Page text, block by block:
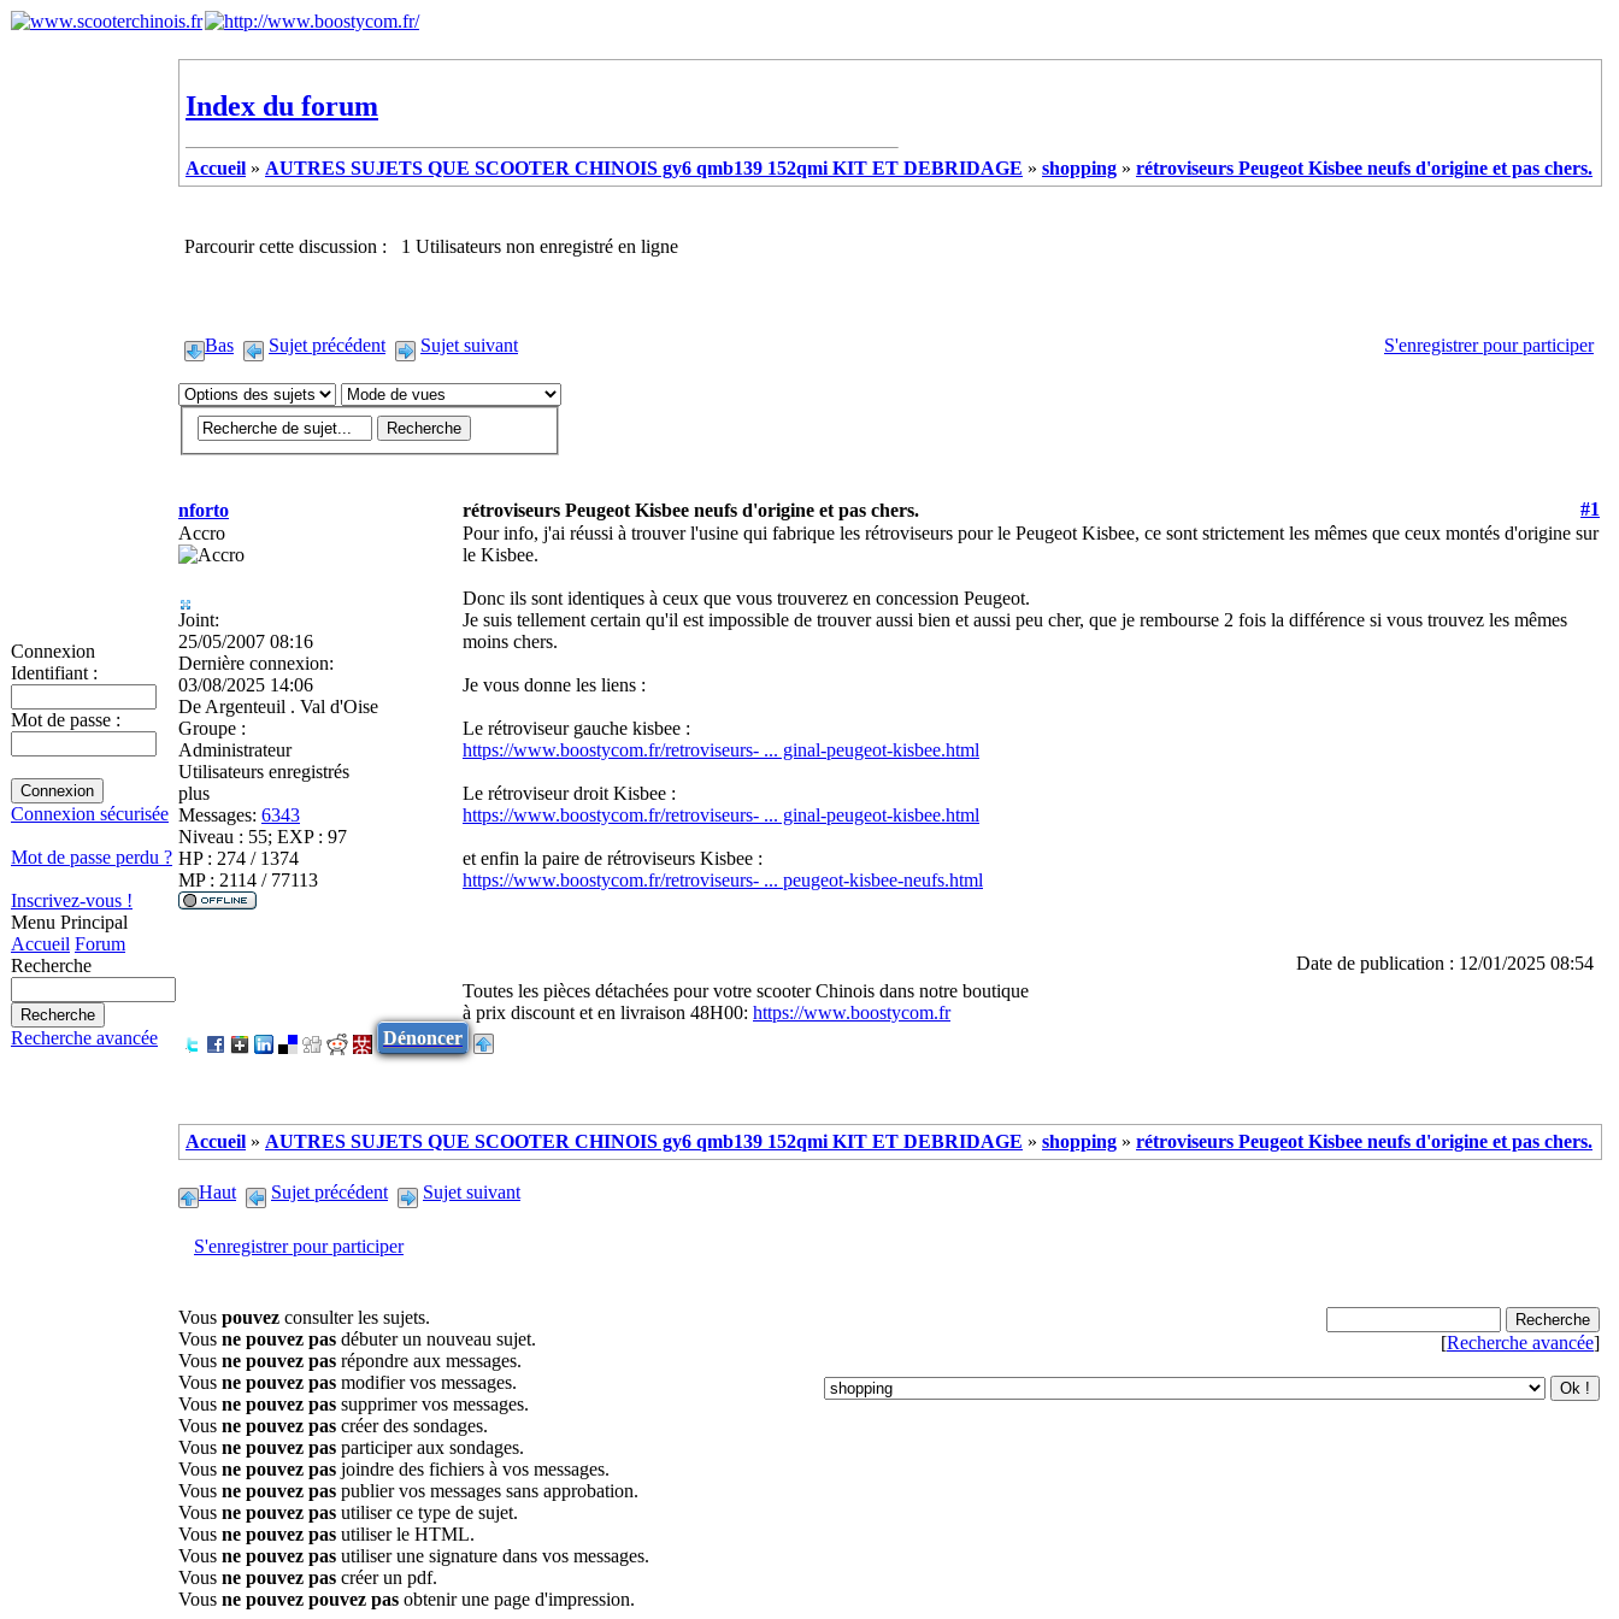
Connexion
Identifiant :
Mot de passe :
Connexion sécurisée
Mot de passe perdu ?
Inscrivez-vous !
Menu Principal
Accueil Forum
Recherche
Recherche avancée
Index du forum
Accueil » AUTRES SUJETS QUE SCOOTER CHINOIS gy6 qmb139 152qmi KIT ET DEBRIDAGE » shopping » rétroviseurs Peugeot Kisbee neufs d'origine et pas chers.
Parcourir cette discussion : 1 Utilisateurs non enregistré en ligne
Bas Sujet précédent Sujet suivant S'enregistrer pour participer
nforto rétroviseurs Peugeot Kisbee neufs d'origine et pas chers.
#1
Accro
Joint:
25/05/2007 08:16
Dernière connexion:
03/08/2025 14:06
De Argenteuil . Val d'Oise
Groupe :
Administrateur
Utilisateurs enregistrés
plus
Messages: 6343
Niveau : 55; EXP : 97
HP : 274 / 1374
MP : 2114 / 77113
Pour info, j'ai réussi à trouver l'usine qui fabrique les rétroviseurs pour le Peugeot Kisbee, ce sont strictement les mêmes que ceux montés d'origine sur
le Kisbee.
Donc ils sont identiques à ceux que vous trouverez en concession Peugeot.
Je suis tellement certain qu'il est impossible de trouver aussi bien et aussi peu cher, que je rembourse 2 fois la différence si vous trouvez les mêmes
moins chers.
Je vous donne les liens :
Le rétroviseur gauche kisbee :
https://www.boostycom.fr/retroviseurs- ... ginal-peugeot-kisbee.html
Le rétroviseur droit Kisbee :
https://www.boostycom.fr/retroviseurs- ... ginal-peugeot-kisbee.html
et enfin la paire de rétroviseurs Kisbee :
https://www.boostycom.fr/retroviseurs- ... peugeot-kisbee-neufs.html
Date de publication : 12/01/2025 08:54
Toutes les pièces détachées pour votre scooter Chinois dans notre boutique
à prix discount et en livraison 48H00: https://www.boostycom.fr
Dénoncer
Accueil » AUTRES SUJETS QUE SCOOTER CHINOIS gy6 qmb139 152qmi KIT ET DEBRIDAGE » shopping » rétroviseurs Peugeot Kisbee neufs d'origine et pas chers.
Haut Sujet précédent Sujet suivant
S'enregistrer pour participer
Vous pouvez consulter les sujets.
Vous ne pouvez pas débuter un nouveau sujet.
Vous ne pouvez pas répondre aux messages.
Vous ne pouvez pas modifier vos messages.
Vous ne pouvez pas supprimer vos messages.
Vous ne pouvez pas créer des sondages.
Vous ne pouvez pas participer aux sondages.
Vous ne pouvez pas joindre des fichiers à vos messages.
Vous ne pouvez pas publier vos messages sans approbation.
Vous ne pouvez pas utiliser ce type de sujet.
Vous ne pouvez pas utiliser le HTML.
Vous ne pouvez pas utiliser une signature dans vos messages.
Vous ne pouvez pas créer un pdf.
Vous ne pouvez pouvez pas obtenir une page d'impression.
[Recherche avancée]